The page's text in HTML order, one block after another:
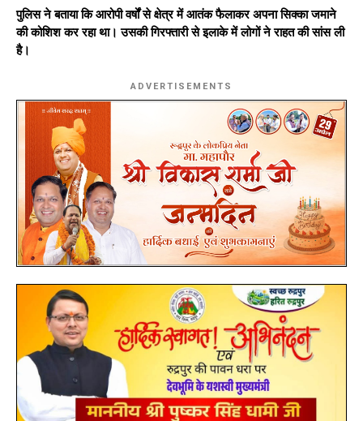
पुलिस ने बताया कि आरोपी वर्षों से क्षेत्र में आतंक फैलाकर अपना सिक्का जमाने
की कोशिश कर रहा था। उसकी गिरफ्तारी से इलाके में लोगों ने राहत की सांस ली
है।
ADVERTISEMENTS